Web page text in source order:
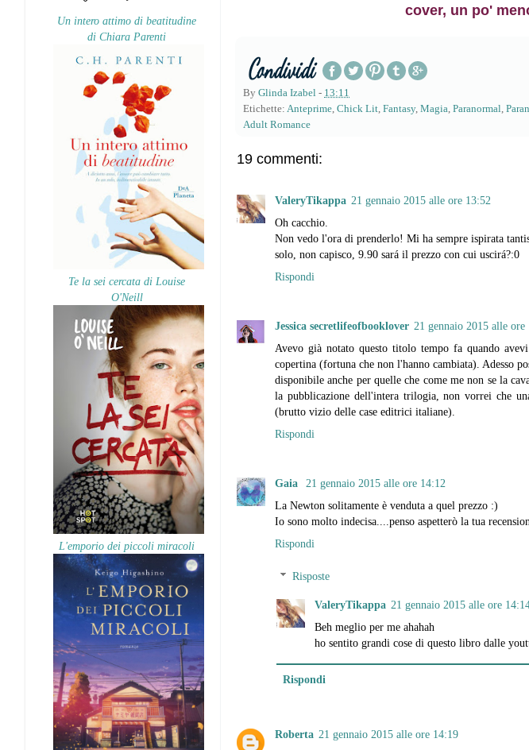
cover, un po'
By Glinda Izabel - 13:11
Etichette: Anteprime, Chick Lit, Fantasy, Magia, Paranormal,
Adult Romance
19 commenti:
ValeryTikappa 21 gennaio 2015 alle ore 13:52
Oh cacchio.
Non vedo l'ora di prenderlo! Mi ha sempre ispirata
solo, non capisco, 9.90 sará il prezzo con cui uscirá?:0
Rispondi
Jessica secretlifeofbooklover 21 gennaio 2015 alle ore
Avevo già notato questo titolo tempo fa quando
copertina (fortuna che non l'hanno cambiata). Adesso
disponibile anche per quelle che come me non se la
la pubblicazione dell'intera trilogia, non vorrei che
(brutto vizio delle case editrici italiane).
Rispondi
Gaia
21 gennaio 2015 alle ore 14:12
La Newton solitamente è venduta a quel prezzo :)
Io sono molto indecisa....penso aspetterò la tua
Rispondi
Risposte
ValeryTikappa 21 gennaio 2015 alle ore
Beh meglio per me ahahah
ho sentito grandi cose di questo libro dalle
Rispondi
Roberta 21 gennaio 2015 alle ore 14:19
Un intero attimo di beatitudine
di Chiara Parenti
Te la sei cercata di Louise
O'Neill
L'emporio dei piccoli miracoli